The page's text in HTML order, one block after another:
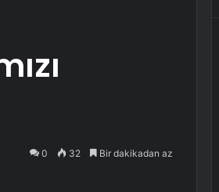
0 32 Bir dakikadan az